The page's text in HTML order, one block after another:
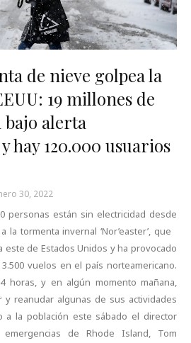
de nieve golpea la
19 millones de
bajo alerta
hay 120.000 usuarios
30, 2022
personas están sin electricidad desde
la tormenta invernal ‘Nor’easter’, que
este de Estados Unidos y ha provocado
vuelos en el país norteamericano.
horas, y en algún momento mañana,
reanudar algunas de sus actividades
a la población este sábado el director
de Rhode Island, Tom